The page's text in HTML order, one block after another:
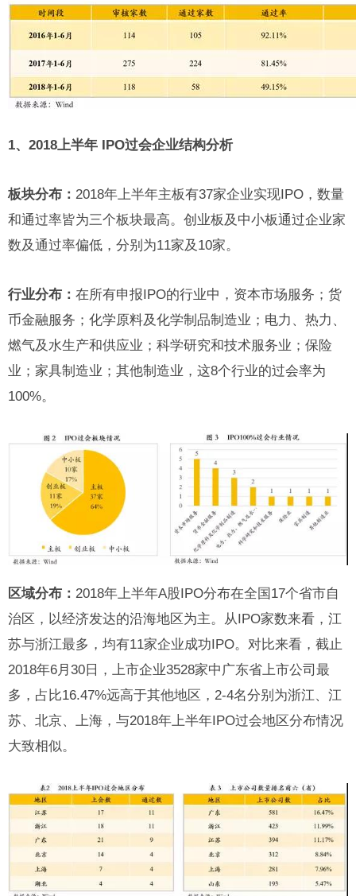
1、2018上半年 IPO过会企业结构分析
板块分布： 2018年上半年主板有37家企业实现IPO，数量
和通过率皆为三个板块最高。创业板及中小板通过企业家
数及通过率偏低，分别为11家及10家。
行业分布： 在所有申报IPO的行业中，资本市场服务；货
币金融服务；化学原料及化学制品制造业；电力、热力、
燃气及水生产和供应业；科学研究和技术服务业；保险
业；家具制造业；其他制造业，这8个行业的过会率为
100%。
区域分布： 2018年上半年A股IPO分布在全国17个省市自
治区，以经济发达的沿海地区为主。从IPO家数来看，江
苏与浙江最多，均有11家企业成功IPO。对比来看，截止
2018年6月30日，上市企业3528家中广东省上市公司最
多，占比16.47%远高于其他地区，2-4名分别为浙江、江
苏、北京、上海，与2018年上半年IPO过会地区分布情况
大致相似。